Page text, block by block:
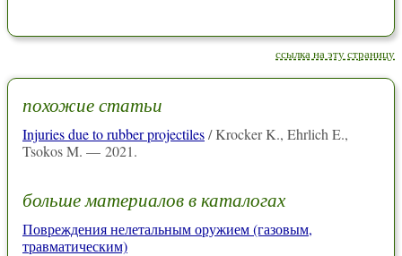
ссылка на эту страницу
похожие статьи
Injuries due to rubber projectiles/ Krocker K., Ehrlich E.,
Tsokos M. — 2021.
больше материалов в каталогах
Повреждения нелетальным оружием (газовым,
травматическим)